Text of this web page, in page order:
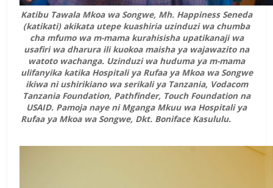
Katibu Tawala Mkoa wa Songwe, Mh. Happiness Seneda
(katikati) akikata utepe kuashiria uzinduzi wa chumba
cha mfumo wa m-mama kurahisisha upatikanaji wa
usafiri wa dharura ili kuokoa maisha ya wajawazito na
watoto wachanga. Uzinduzi wa huduma ya m-mama
ulifanyika katika Hospitali ya Rufaa ya Mkoa wa Songwe
ikiwa ni ushirikiano wa serikali ya Tanzania, Vodacom
Tanzania Foundation, Pathfinder, Touch Foundation na
USAID. Pamoja naye ni Mganga Mkuu wa Hospitali ya
Rufaa ya Mkoa wa Songwe, Dkt. Boniface Kasululu.